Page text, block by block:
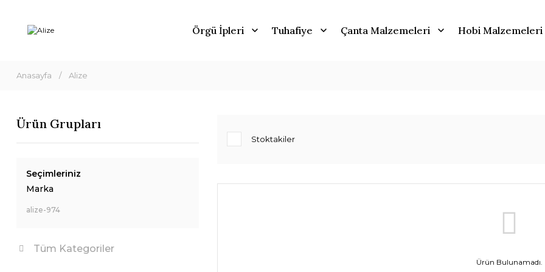
Örgü İpleri Tuhafiye Çanta Malzemeleri Hobi Malzemeleri
Anasayfa Alize
Ürün Grupları
Seçimleriniz
Marka
alize-974
Tüm Kategoriler
Stoktakiler
Ürün Bulunamadı.